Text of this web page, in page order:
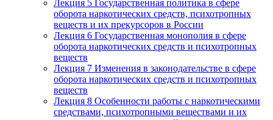
Лекция 5 Государственная политика в сфере
оборота наркотических средств, психотропных
веществ и их прекурсоров в России
Лекция 6 Государственная монополия в сфере
оборота наркотических средств и психотропных
веществ
Лекция 7 Изменения в законодательстве в сфере
оборота наркотических средств и психотропных
веществ
Лекция 8 Особенности работы с наркотическими
средствами, психотропными веществами и их